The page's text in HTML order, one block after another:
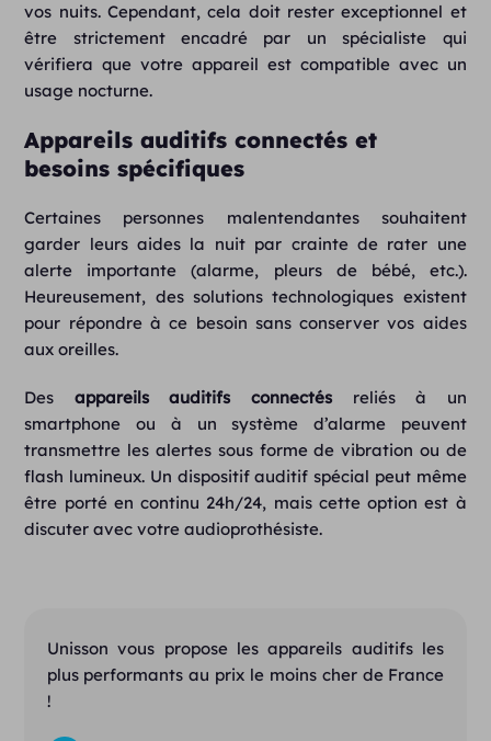
vos nuits. Cependant, cela doit rester exceptionnel et
être strictement encadré par un spécialiste qui
vérifiera que votre appareil est compatible avec un
usage nocturne.
Appareils auditifs connectés et
besoins spécifiques
Certaines personnes malentendantes souhaitent
garder leurs aides la nuit par crainte de rater une
alerte importante (alarme, pleurs de bébé, etc.).
Heureusement, des solutions technologiques existent
pour répondre à ce besoin sans conserver vos aides
aux oreilles.
Des appareils auditifs connectés reliés à un
smartphone ou à un système d’alarme peuvent
transmettre les alertes sous forme de vibration ou de
flash lumineux. Un dispositif auditif spécial peut même
être porté en continu 24h/24, mais cette option est à
discuter avec votre audioprothésiste.
Unisson vous propose les appareils auditifs les
plus performants au prix le moins cher de France
!